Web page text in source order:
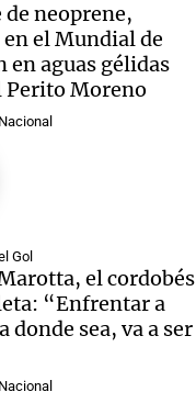
de neoprene,
el Mundial de
en aguas gélidas
Perito Moreno
Gol
el cordobés
“Enfrentar a
donde sea, va a ser